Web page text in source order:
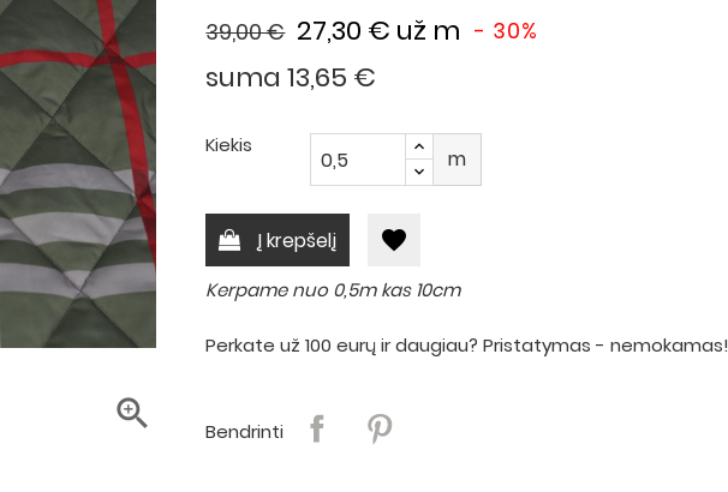

27,30 € už m - 30%
39,00 €
suma 13,65 €
Kiekis
m
Į krepšelį favorite
Kerpame nuo 0,5m kas 10cm
Perkate už 100 eurų ir daugiau? Pristatymas - nemokamas!
Bendrinti